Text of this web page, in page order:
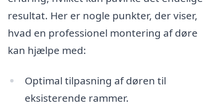
resultat. Her er nogle punkter, der viser,
hvad en professionel montering af døre
kan hjælpe med:
Optimal tilpasning af døren til
eksisterende rammer.